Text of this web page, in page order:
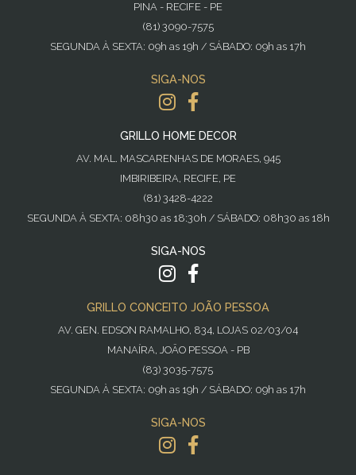
PINA - RECIFE - PE
(81) 3090-7575
SEGUNDA À SEXTA: 09h as 19h / SÁBADO: 09h as 17h
SIGA-NOS
GRILLO HOME DECOR
AV. MAL. MASCARENHAS DE MORAES, 945
IMBIRIBEIRA, RECIFE, PE
(81) 3428-4222
SEGUNDA À SEXTA: 08h30 as 18:30h / SÁBADO: 08h30 as 18h
SIGA-NOS
GRILLO CONCEITO JOÃO PESSOA
AV. GEN. EDSON RAMALHO, 834, LOJAS 02/03/04
MANAÍRA, JOÃO PESSOA - PB
(83) 3035-7575
SEGUNDA À SEXTA: 09h as 19h / SÁBADO: 09h as 17h
SIGA-NOS